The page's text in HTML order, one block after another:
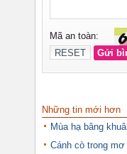
Những tin mới hơn
Mùa hạ bâng
Cánh cò trong mơ